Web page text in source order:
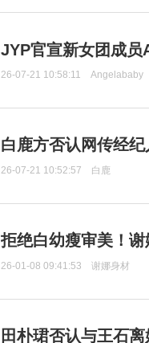
JYP官宣新女团成员
26-07-21 10:58:11 Angelababy
白鹿方否认网传经
26-07-21 10:52:57 白鹿
拒绝白幼瘦审美！
26-01-08 09:41:53 谢娜身材
田朴珺否认与王石